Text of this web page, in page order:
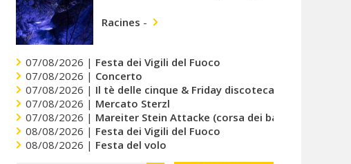
Racines -
07/08/2026 | Festa dei Vigili del Fuoco
07/08/2026 | Concerto
07/08/2026 | Il tè delle cinque & Friday discoteca del cuore
07/08/2026 | Mercato Sterzl
07/08/2026 | Mareiter Stein Attacke (corsa dei bambini)
08/08/2026 | Festa dei Vigili del Fuoco
08/08/2026 | Festa del volo